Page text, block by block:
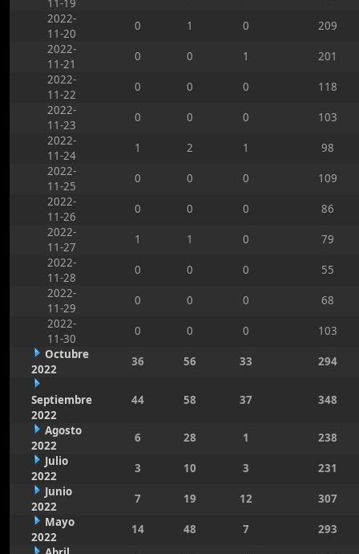
11-19
2022-
11-20
0 1 0
209
2022-
11-21
0 0 1
201
2022-
11-22
0 0 0
118
2022-
11-23
0 0 0
103
2022-
11-24
1 2 1
98
2022-
11-25
0 0 0
109
2022-
11-26
0 0 0
86
2022-
11-27
1 1 0
79
2022-
11-28
0 0 0
55
2022-
11-29
0 0 0
68
2022-
11-30
0 0 0
103
Octubre
2022
36 56 33 294
Septiembre
2022
44 58 37 348
Agosto
2022
6 28 1
238
Julio
2022
3 10 3
231
Junio
2022
7 19 12
307
Mayo
2022
14 48 7
293